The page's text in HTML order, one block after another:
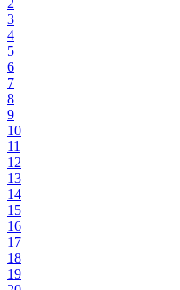
2
3
4
5
6
7
8
9
10
11
12
13
14
15
16
17
18
19